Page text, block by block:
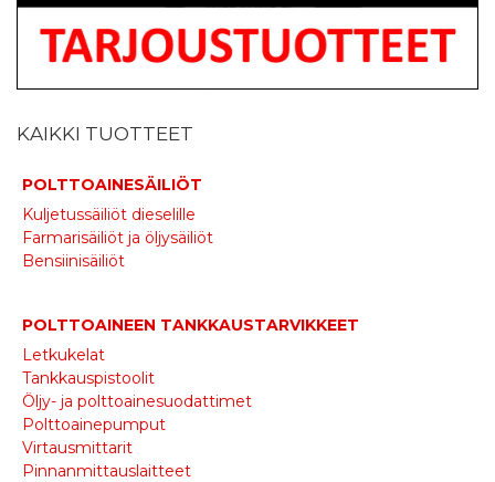
KAIKKI TUOTTEET
POLTTOAINESÄILIÖT
Kuljetussäiliöt dieselille
Farmarisäiliöt ja öljysäiliöt
Bensiinisäiliöt
POLTTOAINEEN TANKKAUSTARVIKKEET
Letkukelat
Tankkauspistoolit
Öljy- ja polttoainesuodattimet
Polttoainepumput
Virtausmittarit
Pinnanmittauslaitteet